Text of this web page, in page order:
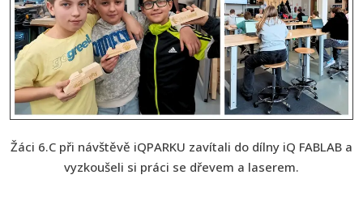
Žáci 6.C při návštěvě iQPARKU zavítali do dílny iQ FABLAB a
vyzkoušeli si práci se dřevem a laserem.